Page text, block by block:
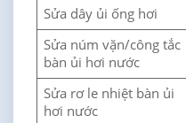
Sửa dây ủi ống hơi
Sửa núm vặn/công tắc
bàn ủi hơi nước
Sửa rơ le nhiệt bàn ủi
hơi nước